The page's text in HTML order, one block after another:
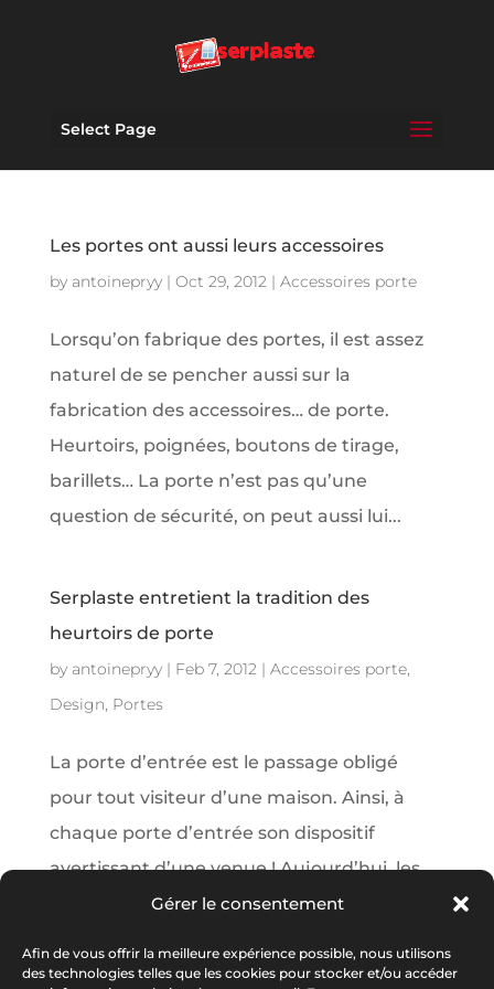
Gérer le consentement
Afin de vous offrir la meilleure expérience possible, nous utilisons
des technologies telles que les cookies pour stocker et/ou accéder
Select Page
Les portes ont aussi leurs accessoires
by antoinepryy| Oct 29, 2012| Accessoires porte
Lorsqu’on fabrique des portes, il est assez
naturel de se pencher aussi sur la
fabrication des accessoires… de porte.
Heurtoirs, poignées, boutons de tirage,
barillets… La porte n’est pas qu’une
question de sécurité, on peut aussi lui...
Serplaste entretient la tradition des
heurtoirs de porte
by antoinepryy| Feb 7, 2012| Accessoires porte,
Design, Portes
La porte d’entrée est le passage obligé
pour tout visiteur d’une maison. Ainsi, à
chaque porte d’entrée son dispositif
avertissant d’une venue ! Aujourd’hui, les
sonnettes électriques ou électroniques sont
portes...